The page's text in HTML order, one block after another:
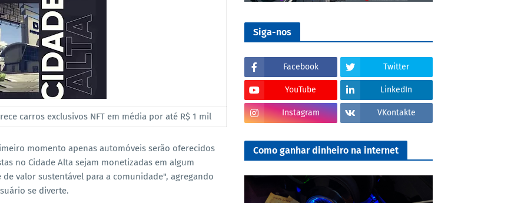
carros exclusivos NFT em média por até R$ 1 mil
momento apenas automóveis serão oferecidos
no Cidade Alta sejam monetizadas em algum
valor sustentável para a comunidade", agregando
se diverte.
Siga-nos
Facebook Twitter
YouTube LinkedIn
Instagram VKontakte
Como ganhar dinheiro na internet